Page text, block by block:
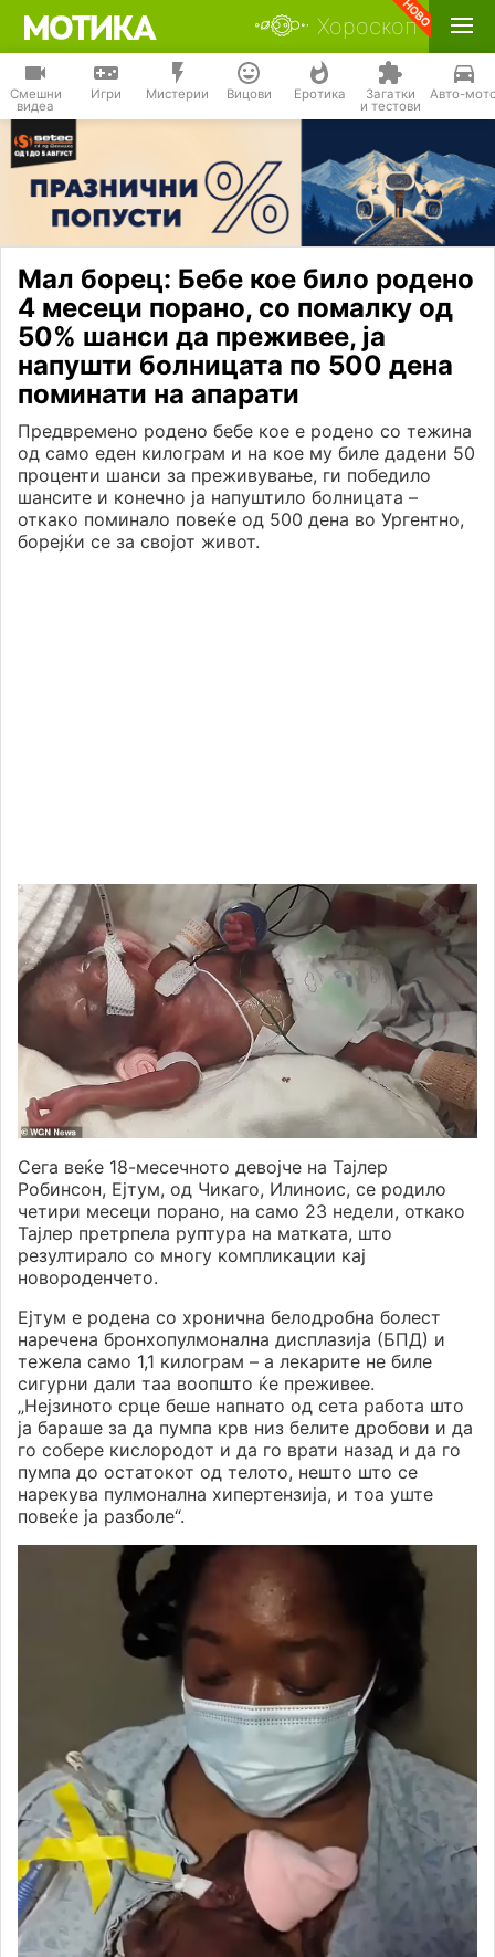
Хороскоп
Смешни
видеа
Игри Мистерии Вицови Еротика Загатки
и тестови
Авто-
Мал борец: Бебе кое било родено
4 месеци порано, со помалку од
50% шанси да преживее, ја
напушти болницата по 500 дена
поминати на апарати
Предвремено родено бебе кое е родено со тежина
од само еден килограм и на кое му биле дадени 50
проценти шанси за преживување, ги победило
шансите и конечно ја напуштило болницата –
откако поминало повеќе од 500 дена во Ургентно,
борејќи се за својот живот.
Сега веќе 18-месечното девојче на Тајлер
Робинсон, Ејтум, од Чикаго, Илиноис, се родило
четири месеци порано, на само 23 недели, откако
Тајлер претрпела руптура на матката, што
резултирало со многу компликации кај
новороденчето.
Ејтум е родена со хронична белодробна болест
наречена бронхопулмонална дисплазија (БПД) и
тежела само 1,1 килограм – а лекарите не биле
сигурни дали таа воопшто ќе преживее.
„Нејзиното срце беше напнато од сета работа што
ја бараше за да пумпа крв низ белите дробови и да
го собере кислородот и да го врати назад и да го
пумпа до остатокот од телото, нешто што се
нарекува пулмонална хипертензија, и тоа уште
повеќе ја разболе“.